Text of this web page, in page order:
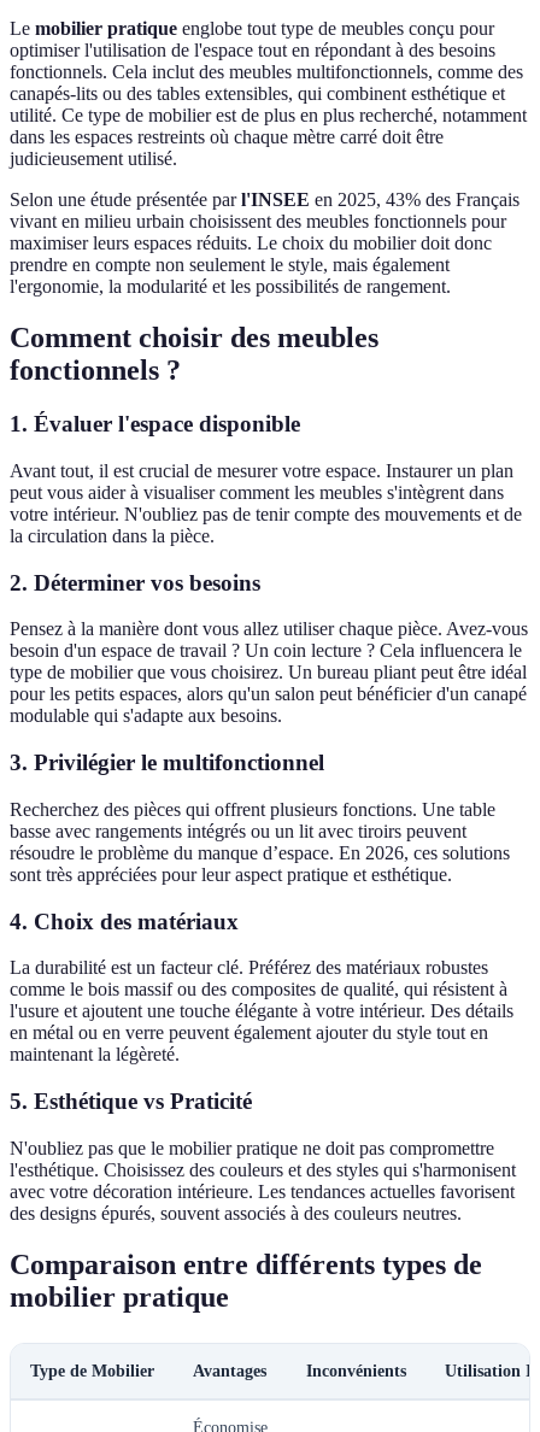
Le mobilier pratique englobe tout type de meubles conçu pour
optimiser l'utilisation de l'espace tout en répondant à des besoins
fonctionnels. Cela inclut des meubles multifonctionnels, comme des
canapés-lits ou des tables extensibles, qui combinent esthétique et
utilité. Ce type de mobilier est de plus en plus recherché, notamment
dans les espaces restreints où chaque mètre carré doit être
judicieusement utilisé.
Selon une étude présentée parl'INSEE en 2025, 43% des Français
vivant en milieu urbain choisissent des meubles fonctionnels pour
maximiser leurs espaces réduits. Le choix du mobilier doit donc
prendre en compte non seulement le style, mais également
l'ergonomie, la modularité et les possibilités de rangement.
Comment choisir des meubles
fonctionnels ?
1. Évaluer l'espace disponible
Avant tout, il est crucial de mesurer votre espace. Instaurer un plan
peut vous aider à visualiser comment les meubles s'intègrent dans
votre intérieur. N'oubliez pas de tenir compte des mouvements et de
la circulation dans la pièce.
2. Déterminer vos besoins
Pensez à la manière dont vous allez utiliser chaque pièce. Avez-vous
besoin d'un espace de travail ? Un coin lecture ? Cela influencera le
type de mobilier que vous choisirez. Un bureau pliant peut être idéal
pour les petits espaces, alors qu'un salon peut bénéficier d'un canapé
modulable qui s'adapte aux besoins.
3. Privilégier le multifonctionnel
Recherchez des pièces qui offrent plusieurs fonctions. Une table
basse avec rangements intégrés ou un lit avec tiroirs peuvent
résoudre le problème du manque d’espace. En 2026, ces solutions
sont très appréciées pour leur aspect pratique et esthétique.
4. Choix des matériaux
La durabilité est un facteur clé. Préférez des matériaux robustes
comme le bois massif ou des composites de qualité, qui résistent à
l'usure et ajoutent une touche élégante à votre intérieur. Des détails
en métal ou en verre peuvent également ajouter du style tout en
maintenant la légèreté.
5. Esthétique vs Praticité
N'oubliez pas que le mobilier pratique ne doit pas compromettre
l'esthétique. Choisissez des couleurs et des styles qui s'harmonisent
avec votre décoration intérieure. Les tendances actuelles favorisent
des designs épurés, souvent associés à des couleurs neutres.
Comparaison entre différents types de
mobilier pratique
Type de Mobilier Avantages Inconvénients Utilisation
Économise